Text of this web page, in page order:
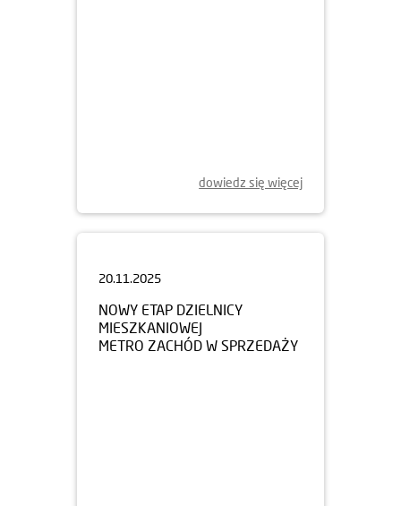
dowiedz się więcej
NOWY ETAP DZIELNICY
MIESZKANIOWEJ
METRO ZACHÓD W SPRZEDAŻY